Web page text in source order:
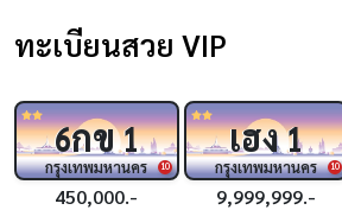
ทะเบียนสวย VIP
10
6กข1
กรุงเทพมหานคร
450,000.-
10
เฮง1
กรุงเทพมหานคร
9,999,999.-